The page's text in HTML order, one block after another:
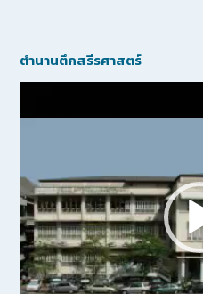
ตำนานตึกสรีรศาสตร์